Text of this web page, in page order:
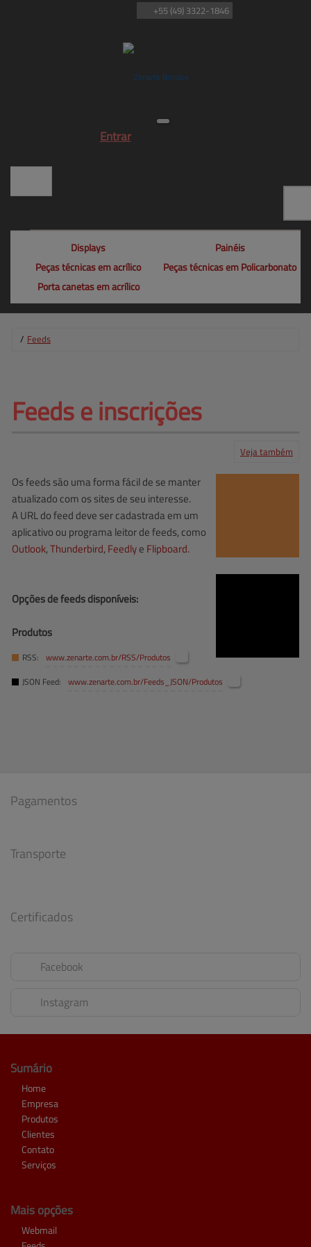
Entrar
+55 (49) 3322-1846
Displays
Painéis
Peças técnicas em acrílico
Peças técnicas em Policarbonato
Porta canetas em acrílico
/ Feeds
Feeds e inscrições
Veja também
Os feeds são uma forma fácil de se manter
atualizado com os sites de seu interesse.
A URL do feed deve ser cadastrada em um
aplicativo ou programa leitor de feeds, como
Outlook,Thunderbird, Feedlye Flipboard.
Opções de feeds disponíveis:
Produtos
RSS: www.zenarte.com.br/RSS/Produtos
JSON Feed: www.zenarte.com.br/Feeds_JSON/Produtos
Pagamentos
Transporte
Certificados
Facebook
Instagram
Sumário
Home
Empresa
Produtos
Clientes
Contato
Serviços
Mais opções
Webmail